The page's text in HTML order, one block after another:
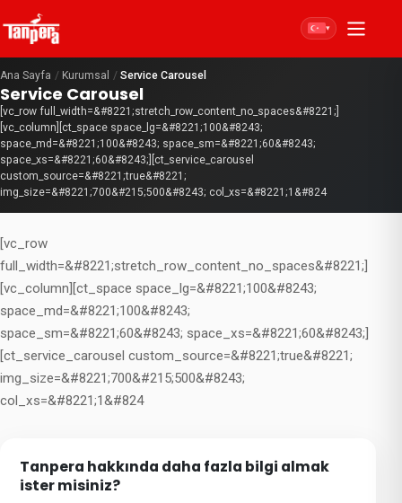
▾
Ana Sayfa / Kurumsal / Service Carousel
Service Carousel
[vc_row full_width=&#8221;stretch_row_content_no_spaces&#8221;]
[vc_column][ct_space space_lg=&#8221;100&#8243;
space_md=&#8221;100&#8243; space_sm=&#8221;60&#8243;
space_xs=&#8221;60&#8243;][ct_service_carousel
custom_source=&#8221;true&#8221;
img_size=&#8221;700&#215;500&#8243; col_xs=&#8221;1&#824
[vc_row
full_width=&#8221;stretch_row_content_no_spaces&#8221;]
[vc_column][ct_space space_lg=&#8221;100&#8243;
space_md=&#8221;100&#8243;
space_sm=&#8221;60&#8243; space_xs=&#8221;60&#8243;]
[ct_service_carousel custom_source=&#8221;true&#8221;
img_size=&#8221;700&#215;500&#8243;
col_xs=&#8221;1&#824
Tanpera hakkında daha fazla bilgi almak
ister misiniz?